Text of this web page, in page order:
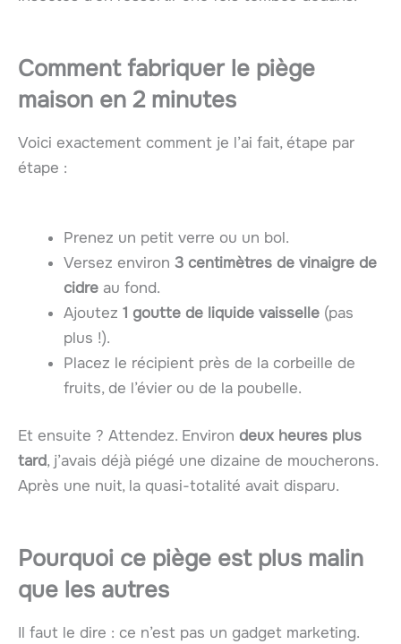
Comment fabriquer le piège
maison en 2 minutes
Voici exactement comment je l’ai fait, étape par
étape :
Prenez un petit verre ou un bol.
Versez environ 3 centimètres de vinaigre de
cidre au fond.
Ajoutez 1 goutte de liquide vaisselle (pas
plus !).
Placez le récipient près de la corbeille de
fruits, de l’évier ou de la poubelle.
Et ensuite ? Attendez. Environ deux heures plus
tard, j’avais déjà piégé une dizaine de moucherons.
Après une nuit, la quasi-totalité avait disparu.
Pourquoi ce piège est plus malin
que les autres
Il faut le dire : ce n’est pas un gadget marketing.